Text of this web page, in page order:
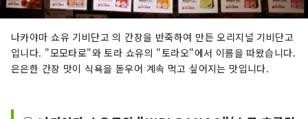
나카야마 쇼유 기비단고 의 간장을 반죽하여 만든 오리지널 기비단고
입니다. "모모타로"와 토라 쇼유의 "토라오"에서 이름을 따왔습니다.
은은한 간장 맛이 식욕을 돋우어 계속 먹고 싶어지는 맛입니다.